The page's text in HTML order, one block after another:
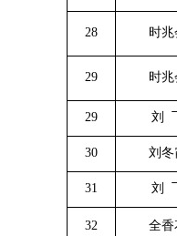
28 时兆
29 时兆
29 刘
30 刘冬
31 刘
32 全香